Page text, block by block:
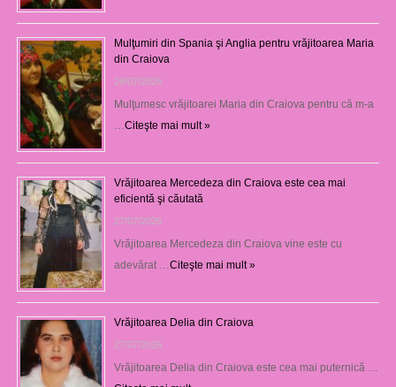
Mulţumiri din Spania şi Anglia pentru vrăjitoarea Maria
din Craiova
28/07/2026
Mulţumesc vrăjitoarei Maria din Craiova pentru că m-a
Citeşte mai mult »
Vrăjitoarea Mercedeza din Craiova este cea mai
eficientă şi căutată
27/07/2026
Vrăjitoarea Mercedeza din Craiova vine este cu
adevărat … Citeşte mai mult »
Vrăjitoarea Delia din Craiova
27/07/2026
Vrăjitoarea Delia din Craiova este cea mai puternică …